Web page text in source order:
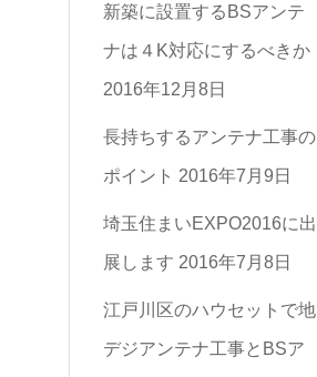
ー
一
覧
新築に設置するBSアンテ
ナは４K対応にするべきか
2016年12月8日
長持ちするアンテナ工事の
ポイント 2016年7月9日
埼玉住まいEXPO2016に出
展します 2016年7月8日
江戸川区のハウセットで地
デジアンテナ工事とBSア